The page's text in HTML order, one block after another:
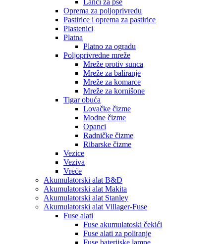
Lanci za pse
Oprema za poljoprivredu
Pastirice i oprema za pastirice
Plastenici
Platna
Platno za ogradu
Poljoprivredne mreže
Mreže protiv sunca
Mreže za baliranje
Mreže za komarce
Mreže za kornišone
Tigar obuća
Lovačke čizme
Modne čizme
Opanci
Radničke čizme
Ribarske čizme
Vezice
Veziva
Vreće
Akumulatorski alat B&D
Akumulatorski alat Makita
Akumulatorski alat Stanley
Akumulatorski alat Villager-Fuse
Fuse alati
Fuse akumulatoski čekići
Fuse alati za poliranje
Fuse baterijske lampe